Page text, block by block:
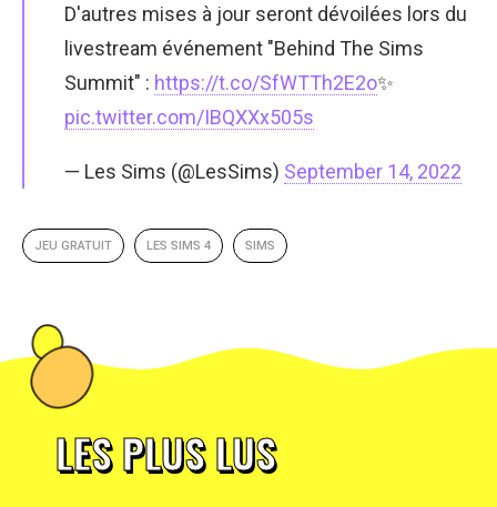
D'autres mises à jour seront dévoilées lors du
livestream événement "Behind The Sims
Summit" : https://t.co/SfWTTh2E2o✨
pic.twitter.com/IBQXXx505s
— Les Sims (@LesSims) September 14, 2022
JEU GRATUIT LES SIMS 4 SIMS
LES PLUS LUS